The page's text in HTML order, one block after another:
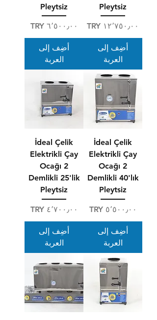
Pleytsiz
السعر
أضِف إلى
العربة
Pleytsiz
السعر
أضِف إلى
العربة
İdeal Çelik
Elektrikli Çay
Ocağı 2
Demlikli 40'lık
Pleytsiz
السعر
أضِف إلى
العربة
İdeal Çelik
Elektrikli Çay
Ocağı 2
Demlikli 25'lik
Pleytsiz
السعر
أضِف إلى
العربة